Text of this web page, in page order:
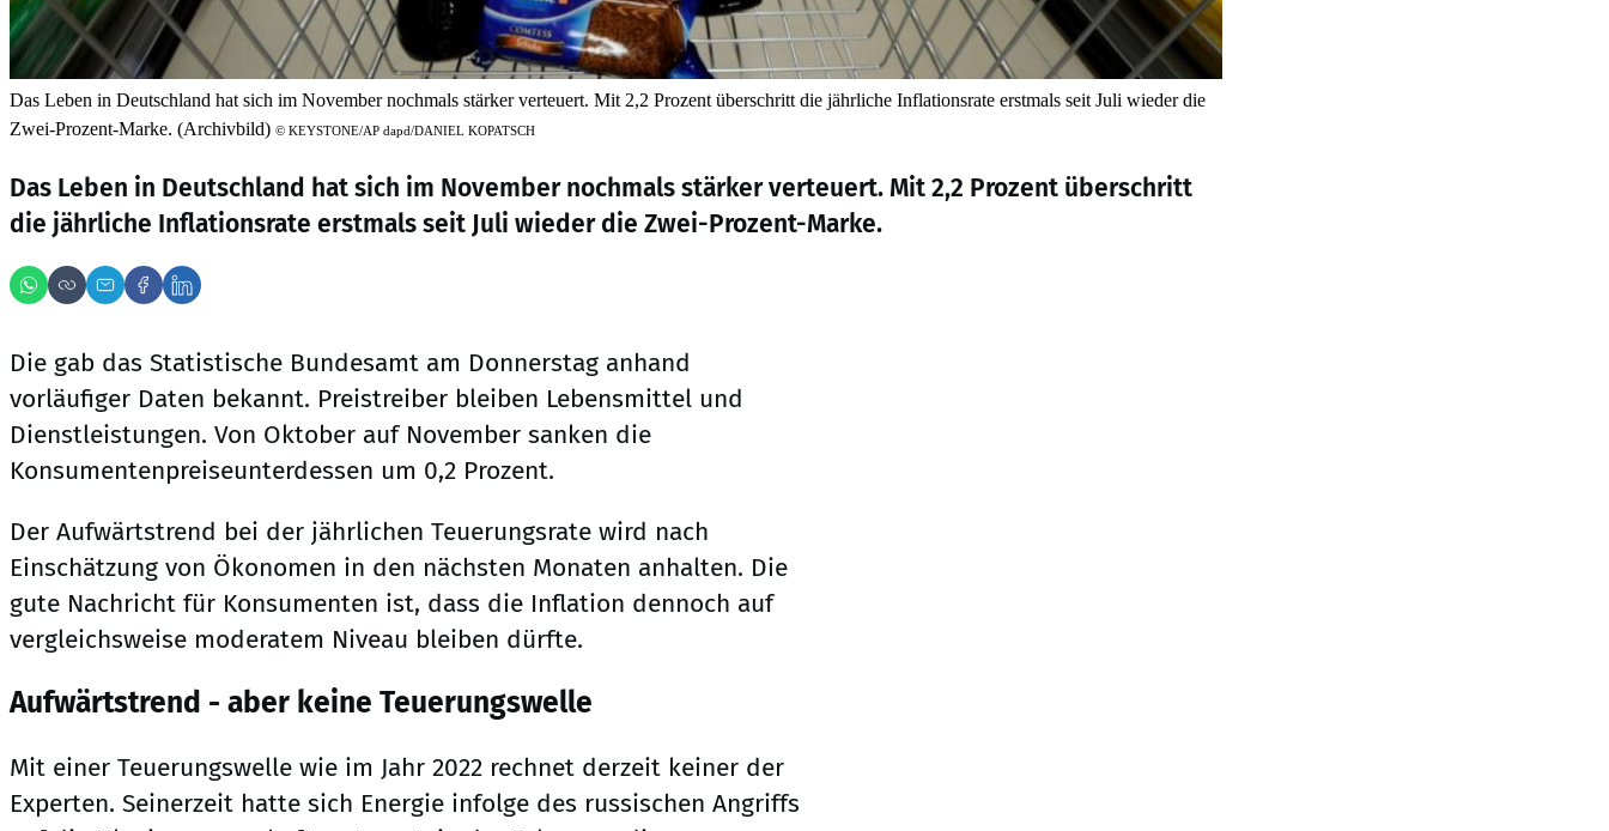
Das Leben in Deutschland hat sich im November nochmals stärker verteuert. Mit 2,2 Prozent überschritt die jährliche Inflationsrate erstmals seit Juli wieder die
Zwei-Prozent-Marke. (Archivbild) © KEYSTONE/AP dapd/DANIEL KOPATSCH
Das Leben in Deutschland hat sich im November nochmals stärker verteuert. Mit 2,2 Prozent überschritt
die jährliche Inflationsrate erstmals seit Juli wieder die Zwei-Prozent-Marke.
Die gab das Statistische Bundesamt am Donnerstag anhand
vorläufiger Daten bekannt. Preistreiber bleiben Lebensmittel und
Dienstleistungen. Von Oktober auf November sanken die
Konsumentenpreiseunterdessen um 0,2 Prozent.
Der Aufwärtstrend bei der jährlichen Teuerungsrate wird nach
Einschätzung von Ökonomen in den nächsten Monaten anhalten. Die
gute Nachricht für Konsumenten ist, dass die Inflation dennoch auf
vergleichsweise moderatem Niveau bleiben dürfte.
Aufwärtstrend - aber keine Teuerungswelle
Mit einer Teuerungswelle wie im Jahr 2022 rechnet derzeit keiner der
Experten. Seinerzeit hatte sich Energie infolge des russischen Angriffs